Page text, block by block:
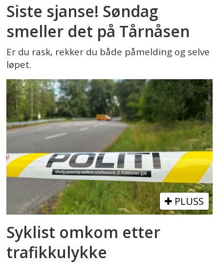
Siste sjanse! Søndag
smeller det på Tårnåsen
Er du rask, rekker du både påmelding og selve
løpet.
PLUSS
Syklist omkom etter
trafikkulykke